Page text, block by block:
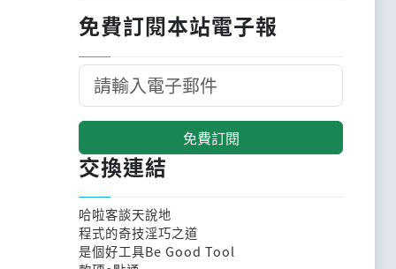
免費訂閱本站電子報
免費訂閱
交換連結
哈啦客談天說地
程式的奇技淫巧之道
是個好工具Be Good Tool